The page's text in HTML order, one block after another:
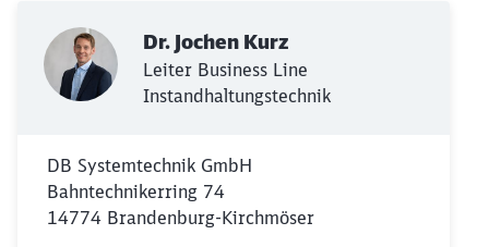
Dr. Jochen Kurz
Leiter Business Line
Instandhaltungstechnik
DB Systemtechnik GmbH
Bahntechnikerring 74
14774 Brandenburg-Kirchmöser